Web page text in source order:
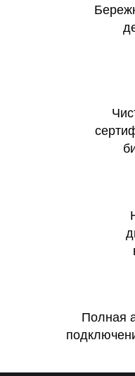
Полная